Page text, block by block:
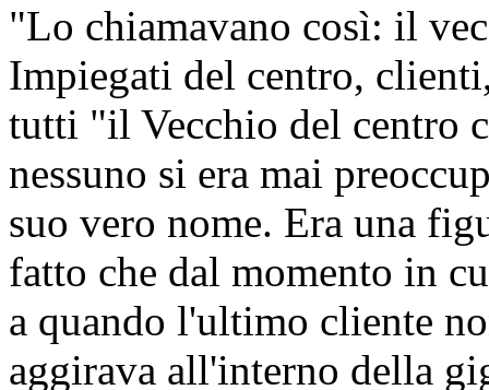
"Lo chiamavano così: il
Impiegati del centro,
tutti "il Vecchio del centro
nessuno si era mai
suo vero nome. Era una
fatto che dal momento in
a quando l'ultimo cliente
aggirava all'interno della